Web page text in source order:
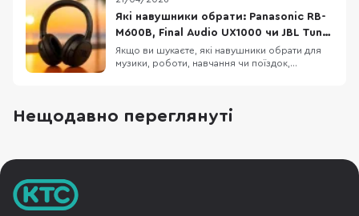
характер і батарея, про яку не доводиться
думати щодня. JBL Tune 530BT належать саме
до другої категорії. Це бездротові накладні
Які навушники обрати: Panasonic RB-
M600B, Final Audio UX1000 чи JBL Tune
770NC
Якщо ви шукаєте, які навушники обрати для
музики, роботи, навчання чи поїздок,
з наголів’ям, орієнтовані на щоденне
використання, музику, дзвінки, транспорт і
Нещодавно переглянуті